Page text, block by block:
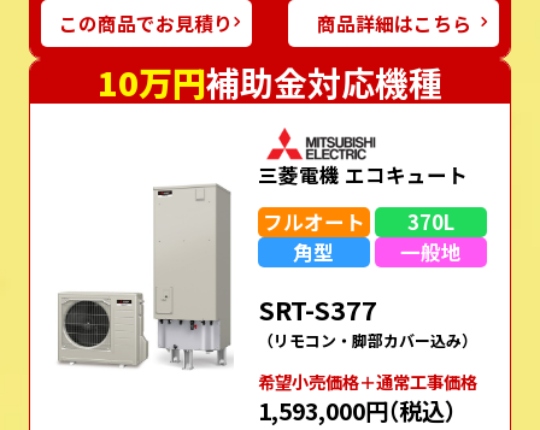
この商品でお見積り 商品詳細はこちら
10万円補助金対応機種
三菱電機 エコキュート
フルオート
370L
角型
一般地
SRT-S377
（リモコン・脚部カバー込み）
希望⼩売価格＋通常⼯事価格
1,593,000円（税込）